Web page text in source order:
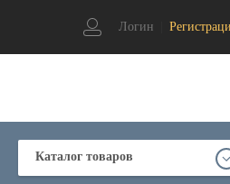
Логин
Каталог товаров